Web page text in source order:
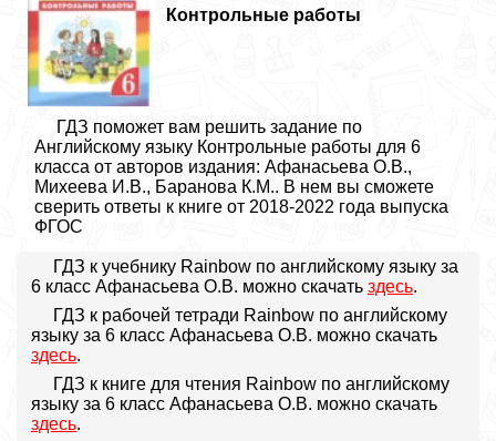
Контрольные работы
ГДЗ поможет вам решить задание по
Английскому языку Контрольные работы для 6
класса от авторов издания: Афанасьева О.В.,
Михеева И.В., Баранова К.М.. В нем вы сможете
сверить ответы к книге от 2018-2022 года выпуска
ФГОС
ГДЗ к учебнику Rainbow по английскому языку за
6 класс Афанасьева О.В. можно скачать здесь.
ГДЗ к рабочей тетради Rainbow по английскому
языку за 6 класс Афанасьева О.В. можно скачать
здесь.
ГДЗ к книге для чтения Rainbow по английскому
языку за 6 класс Афанасьева О.В. можно скачать
здесь.